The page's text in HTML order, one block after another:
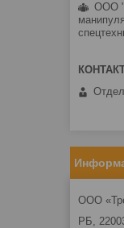
ООО
ООО
РБ,